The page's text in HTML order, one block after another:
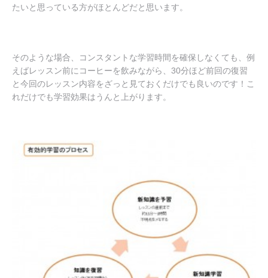
たいと思っている方がほとんどだと思います。
そのような場合、
コンスタントな学習時間を確保しなくても、例
えばレッスン前にコーヒーを飲みながら、30分ほど前回の復習
と今回のレッスン内容をざっと見ておくだけでも良いのです！ こ
れだけでも学習効果はうんと上がります。